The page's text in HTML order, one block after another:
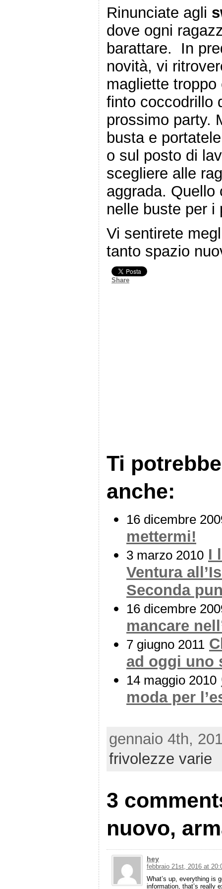
Rinunciate agli
dove ogni
barattare. In
novità, vi
magliette
finto coccodrillo
prossimo party.
busta e
o sul posto di
scegliere alle
aggrada. Quello
nelle buste per i
Vi sentirete
tanto spazio
Share
Ti
anche:
16 dicembre
mettermi!
3 marzo 2010 I
Ventura
Seconda
16 dicembre
mancare
7 giugno 2011
ad oggi uno
14 maggio 2010
moda per
gennaio 4th,
frivolezze varie
3
nuovo,
hey
febbraio 21st, 2016 at
What’s up, everything is
information, that’s really